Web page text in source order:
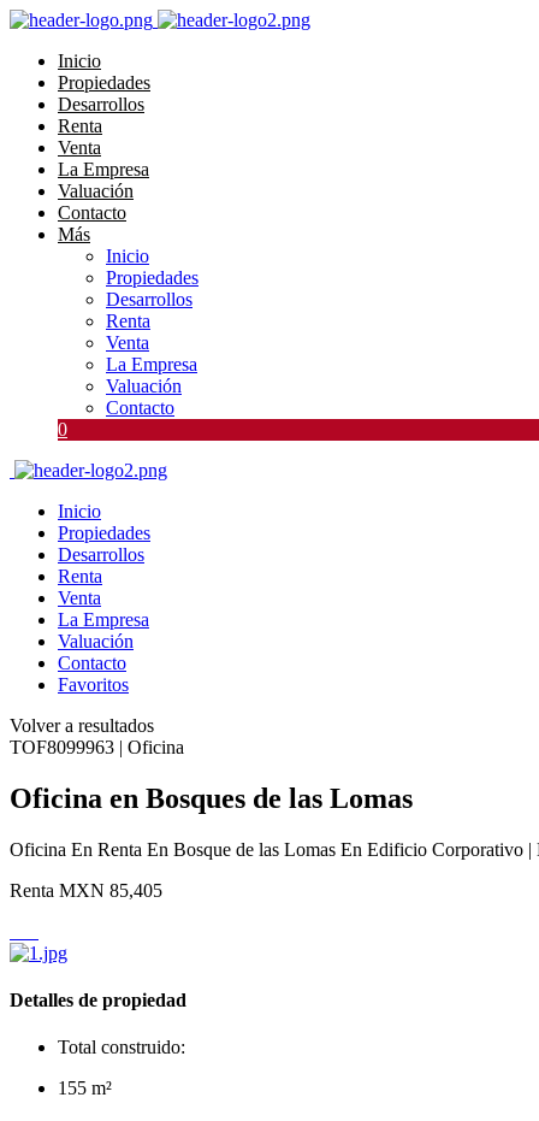
Inicio
Propiedades
Desarrollos
Renta
Venta
La Empresa
Valuación
Contacto
Más
Inicio
Propiedades
Desarrollos
Renta
Venta
La Empresa
Valuación
Contacto
0
Inicio
Propiedades
Desarrollos
Renta
Venta
La Empresa
Valuación
Contacto
Favoritos
Volver a resultados
TOF8099963 | Oficina
Oficina en Bosques de las Lomas
Oficina En Renta En Bosque de las Lomas En Edificio Corporativo
Renta MXN 85,405
Detalles de propiedad
Total construido:
155 m²